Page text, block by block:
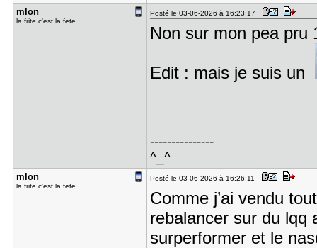
mlon
la frite c'est la fete
Posté le 03-06-2026 à 16:23:17
Non sur mon pea pru
Edit : mais je suis un
---------------
^_^
mlon
la frite c'est la fete
Posté le 03-06-2026 à 16:26:11
Comme j’ai vendu
rebalancer sur du
surperformer et le